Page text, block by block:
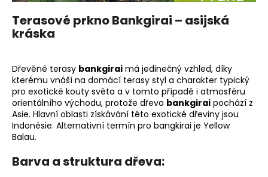
Terasové prkno Bankgirai – asijská
kráska
Dřevěné terasy bankgirai má jedinečný vzhled, díky
kterému vnáší na domácí terasy styl a charakter typický
pro exotické kouty světa a v tomto případě i atmosféru
orientálního východu, protože dřevo bankgirai pochází z
Asie. Hlavní oblasti získávání této exotické dřeviny jsou
Indonésie. Alternativní termín pro bangkirai je Yellow
Balau.
Barva a struktura dřeva: